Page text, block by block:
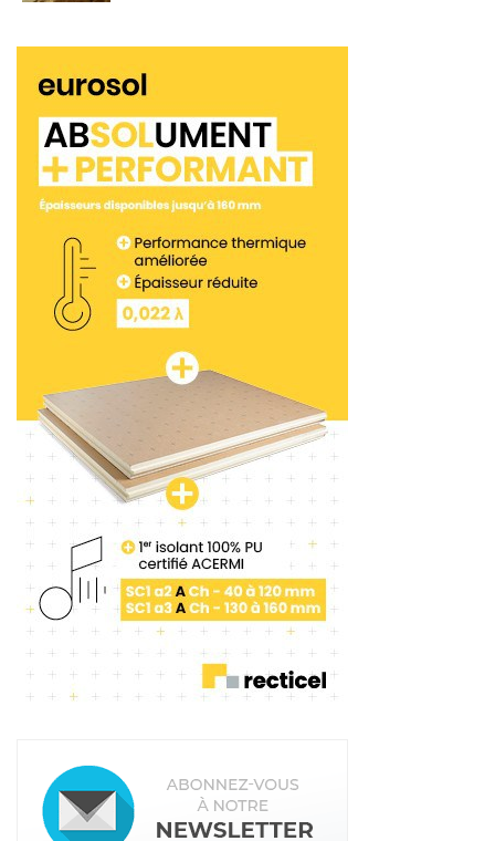
l’année. »
Mais le Mobil’Chape continue de se développer et
de se transformer.« Nous allons apporter encore
des modifications en 2022. Le premier objectif est
de simplifier le nettoyage. Nous allons aussi
permettre la télé-maintenance des véhicules, en
revisitant pour cela nos automates. C’est une
montée générale en technicité de nos centrales
mobiles de malaxage. »
Tags: Chape fluide ciment
Chape fluide anhydrite
Transmanut
Centrale mobile